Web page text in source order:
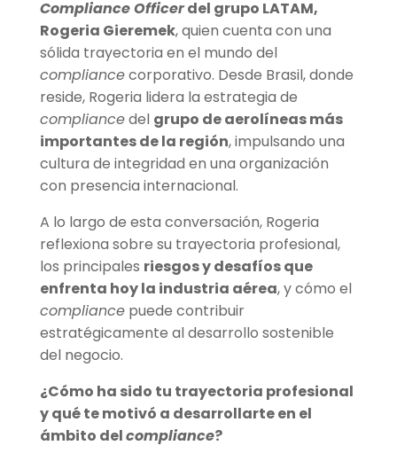
Compliance Officerdel grupo LATAM,
Rogeria Gieremek, quien cuenta con una
sólida trayectoria en el mundo del
compliancecorporativo. Desde Brasil, donde
reside, Rogeria lidera la estrategia de
compliancedel grupo de aerolíneas más
importantes de la región, impulsando una
cultura de integridad en una organización
con presencia internacional.
A lo largo de esta conversación, Rogeria
reflexiona sobre su trayectoria profesional,
los principales riesgos y desafíos que
enfrenta hoy la industria aérea, y cómo el
compliancepuede contribuir
estratégicamente al desarrollo sostenible
del negocio.
¿Cómo ha sido tu trayectoria profesional
y quéte motivó a desarrollarte en el
ámbito delcompliance?